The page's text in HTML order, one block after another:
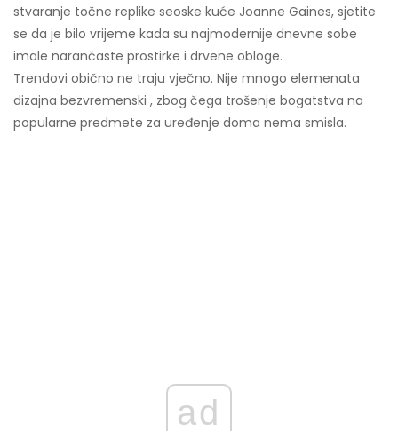
stvaranje točne replike seoske kuće Joanne Gaines, sjetite
se da je bilo vrijeme kada su najmodernije dnevne sobe
imale narančaste prostirke i drvene obloge.
Trendovi obično ne traju vječno. Nije mnogo elemenata
dizajna bezvremenski , zbog čega trošenje bogatstva na
popularne predmete za uređenje doma nema smisla.
ad